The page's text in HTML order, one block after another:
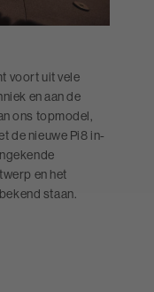
voort uit vele
en aan de
ons topmodel,
de nieuwe Pi8 in-
en het
staan.